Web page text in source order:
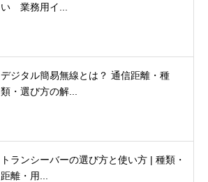
い 業務用イ...
デジタル簡易無線とは？ 通信距離・種
類・選び方の解...
トランシーバーの選び方と使い方 | 種類・
距離・用...